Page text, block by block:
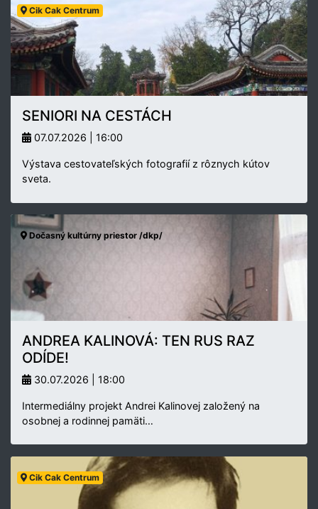
Cik Cak Centrum
SENIORI NA CESTÁCH
07.07.2026 | 16:00
Výstava cestovateľských fotografií z rôznych kútov
sveta.
Dočasný kultúrny priestor /dkp/
ANDREA KALINOVÁ: TEN RUS RAZ
ODÍDE!
30.07.2026 | 18:00
Intermediálny projekt Andrei Kalinovej založený na
osobnej a rodinnej pamäti…
Cik Cak Centrum